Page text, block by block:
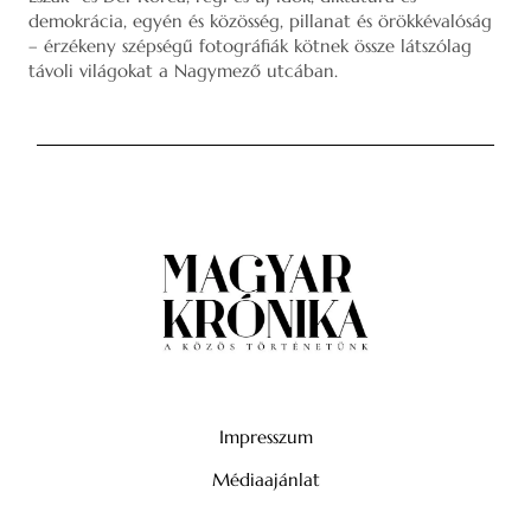
demokrácia, egyén és közösség, pillanat és örökkévalóság
– érzékeny szépségű fotográfiák kötnek össze látszólag
távoli világokat a Nagymező utcában.
Impresszum
Médiaajánlat